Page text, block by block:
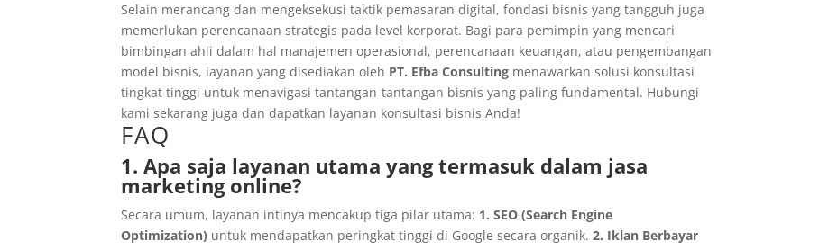
Selain merancang dan mengeksekusi taktik pemasaran digital, fondasi bisnis yang tangguh juga
memerlukan perencanaan strategis pada level korporat. Bagi para pemimpin yang mencari
bimbingan ahli dalam hal manajemen operasional, perencanaan keuangan, atau pengembangan
model bisnis, layanan yang disediakan oleh PT. Efba Consulting menawarkan solusi konsultasi
tingkat tinggi untuk menavigasi tantangan-tantangan bisnis yang paling fundamental. Hubungi
kami sekarang juga dan dapatkan layanan konsultasi bisnis Anda!
FAQ
1. Apa saja layanan utama yang termasuk dalam jasa
marketing online?
Secara umum, layanan intinya mencakup tiga pilar utama: 1. SEO (Search Engine
Optimization) untuk mendapatkan peringkat tinggi di Google secara organik.2. Iklan Berbayar